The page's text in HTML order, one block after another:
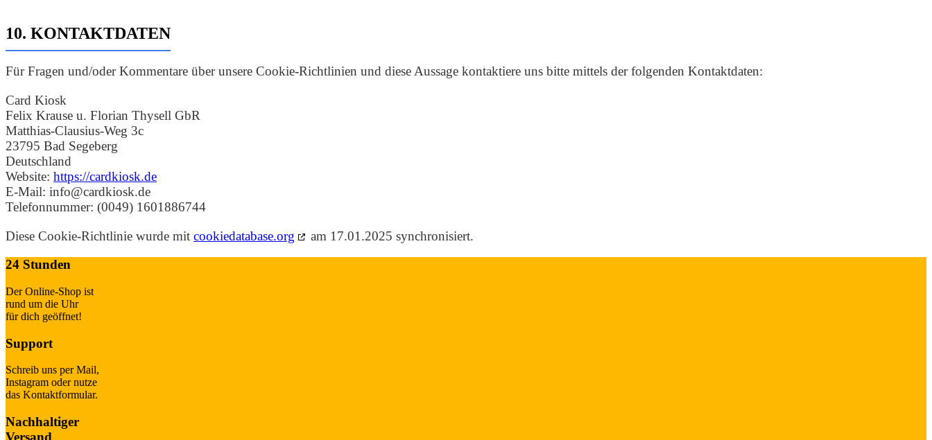
10. KONTAKTDATEN
Für Fragen und/oder Kommentare über unsere Cookie-Richtlinien und diese Aussage kontaktiere uns bitte mittels der folgenden Kontaktdaten:
Card Kiosk
Felix Krause u. Florian Thysell GbR
Matthias-Clausius-Weg 3c
23795 Bad Segeberg
Deutschland
Website: https://cardkiosk.de
E-Mail: info@cardkiosk.de
Telefonnummer: (0049) 1601886744
Diese Cookie-Richtlinie wurde mit cookiedatabase.org
am 17.01.2025 synchronisiert.
24 Stunden
Der Online-Shop ist
rund um die Uhr
für dich geöffnet!
Support
Schreib uns per Mail,
Instagram oder nutze
das Kontaktformular.
Nachhaltiger
Versand